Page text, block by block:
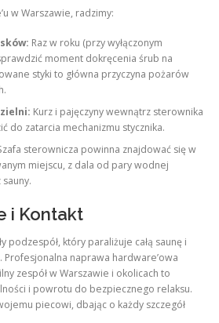
w Warszawie, radzimy:
Raz w roku (przy wyłączonym
moment dokręcenia śrub na
styki to główna przyczyna pożarów
Kurz i pajęczyny wewnątrz sterownika
do zatarcia mechanizmu stycznika.
sterownicza powinna znajdować się w
miejscu, z dala od pary wodnej
i Kontakt
podzespół, który paraliżuje całą saunę i
naprawa hardware’owa
zespół w Warszawie i okolicach to
i powrotu do bezpiecznego relaksu.
piecowi, dbając o każdy szczegół